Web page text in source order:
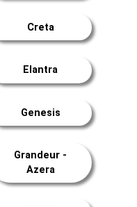
Creta
Elantra
Genesis
Grandeur -
Azera